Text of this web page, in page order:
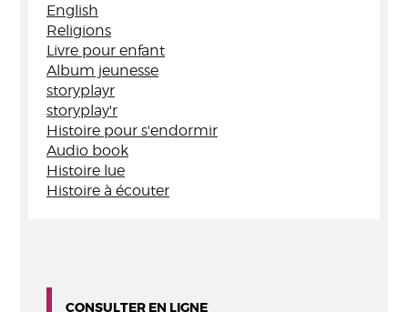
English
Religions
Livre pour enfant
Album jeunesse
storyplayr
storyplay'r
Histoire pour s'endormir
Audio book
Histoire lue
Histoire à écouter
CONSULTER EN LIGNE